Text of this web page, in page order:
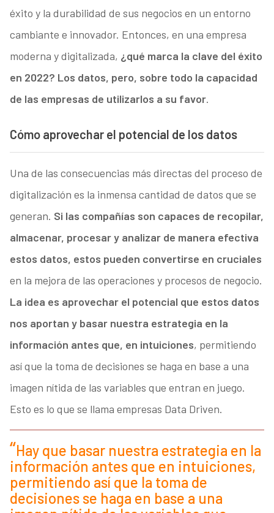
éxito y la durabilidad de sus negocios en un entorno
cambiante e innovador. Entonces, en una empresa
moderna y digitalizada, ¿qué marca la clave del éxito
en 2022? Los datos, pero, sobre todo la capacidad
de las empresas de utilizarlos a su favor.
Cómo aprovechar el potencial de los datos
Una de las consecuencias más directas del proceso de
digitalización es la inmensa cantidad de datos que se
generan. Si las compañías son capaces de recopilar,
almacenar, procesar y analizar de manera efectiva
estos datos, estos pueden convertirse en cruciales
en la mejora de las operaciones y procesos de negocio.
La idea es aprovechar el potencial que estos datos
nos aportan y basar nuestra estrategia en la
información antes que, en intuiciones, permitiendo
así que la toma de decisiones se haga en base a una
imagen nítida de las variables que entran en juego.
Esto es lo que se llama empresas Data Driven.
Hay que basar nuestra estrategia en la
información antes que en intuiciones,
permitiendo así que la toma de
decisiones se haga en base a una